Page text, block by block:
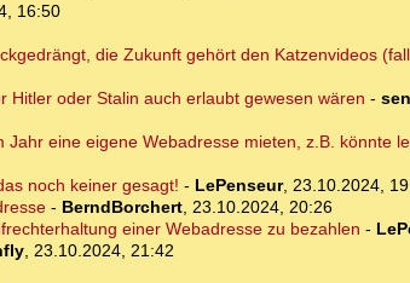
16:50
die Zukunft gehört den Katzenvideos
Hitler oder Stalin auch erlaubt gewesen wären -
eine eigene Webadresse mieten, z.B. könnte
noch keiner gesagt! - LePenseur, 23.10.2024,
- BerndBorchert, 23.10.2024, 20:26
einer Webadresse zu bezahlen -
, 23.10.2024, 21:42